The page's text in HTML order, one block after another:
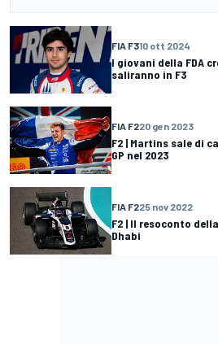
FIA F310 ott 2024
I giovani della FDA
saliranno in F3
FIA F220 gen 2023
F2 | Martins sale di
GP nel 2023
FIA F225 nov 2022
F2 | Il resoconto
Dhabi